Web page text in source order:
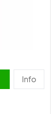
Info